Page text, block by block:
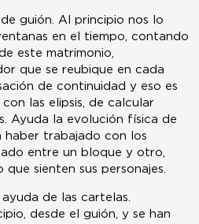
guión. Al principio nos lo
en el tiempo, contando
este matrimonio,
que se reubique en cada
de continuidad y eso es
las elipsis, de calcular
Ayuda la evolución física de
haber trabajado con los
entre un bloque y otro,
sienten sus personajes.
de las cartelas.
desde el guión, y se han